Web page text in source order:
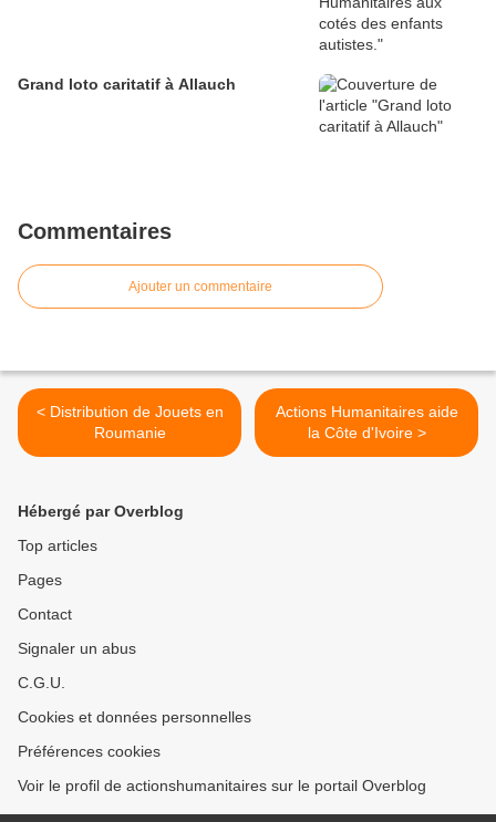
Grand loto caritatif à Allauch
Commentaires
Ajouter un commentaire
< Distribution de Jouets en
Roumanie
Actions Humanitaires aide
la Côte d'Ivoire >
Hébergé par Overblog
Top articles
Pages
Contact
Signaler un abus
C.G.U.
Cookies et données personnelles
Préférences cookies
Voir le profil de actionshumanitaires sur le portail Overblog